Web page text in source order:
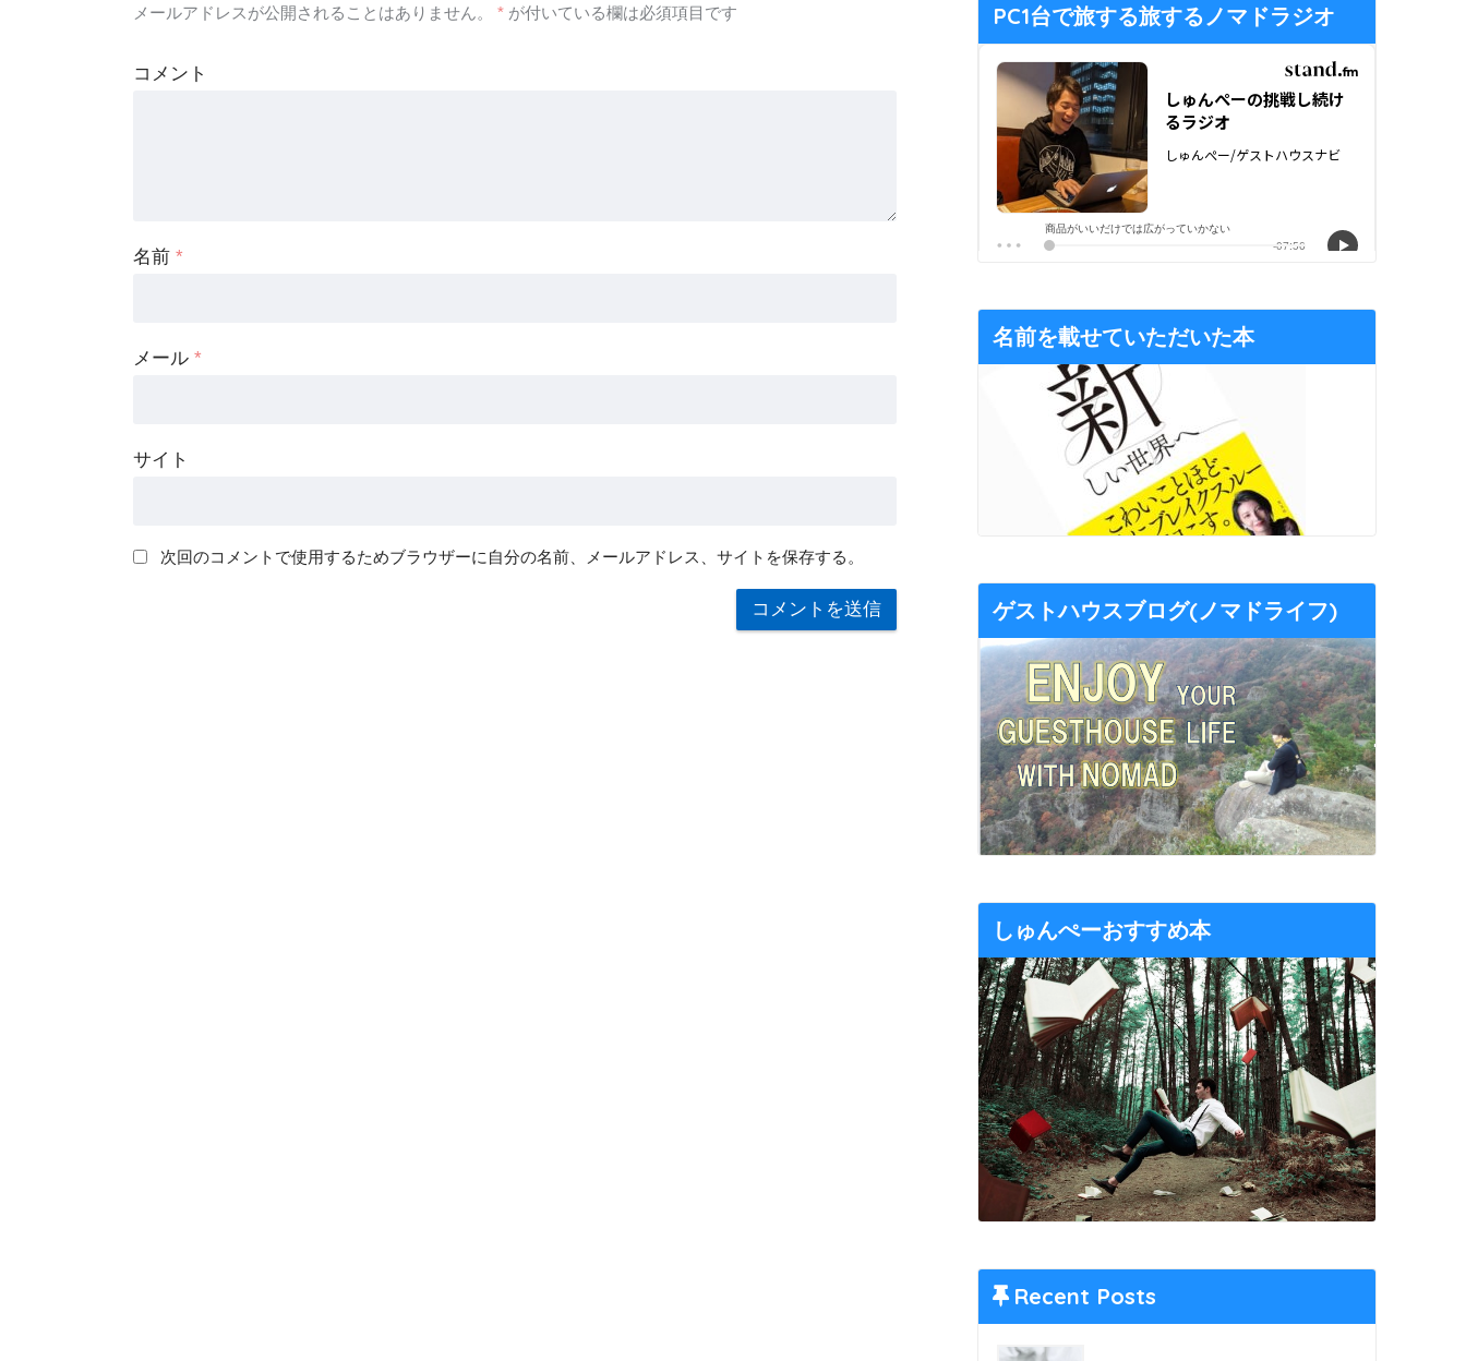
メールアドレスが公開されることはありません。 * が付いている欄は必須項目です
コメント
名前 *
メール *
サイト
次回のコメントで使用するためブラウザーに自分の名前、メールアドレス、サイトを保存する。
PC1台で旅する旅するノマドラジオ
名前を載せていただいた本
ゲストハウスブログ(ノマドライフ)
しゅんぺーおすすめ本
Recent Posts